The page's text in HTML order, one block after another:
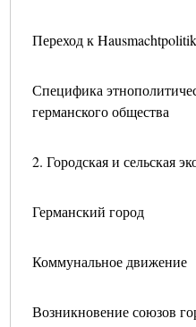
Переход к Hausmachtpolitik
Специфика
германского общества
2. Городская и сельская
Германский город
Коммунальное движение
Возникновение союзов